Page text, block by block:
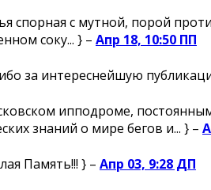
спорная с мутной, порой
соку... } – Апр 18, 10:50 ПП
за интереснейшую
ипподроме,
знаний о мире бегов и... } –
Память!!! } – Апр 03, 9:28 ДП